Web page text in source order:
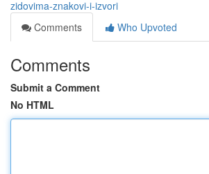
zidovima-znakovi-i-izvori
Comments
Who Upvoted
Comments
Submit a Comment
No HTML